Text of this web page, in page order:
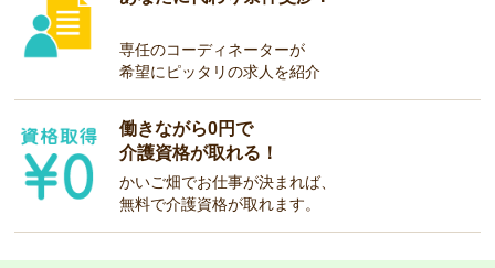
専任のコーディネーターが
希望にピッタリの求人を紹介
働きながら0円で
介護資格が取れる！
かいご畑でお仕事が決まれば、
無料で介護資格が取れます。